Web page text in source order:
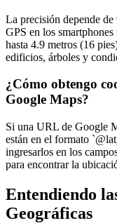
La precisión depende
GPS en los
hasta 4.9 metros (16
edificios, árboles y
¿Cómo obtengo
Google Maps?
Si una URL de Google
están en el formato
ingresarlos en los
para encontrar la
Entendiendo
Geográficas